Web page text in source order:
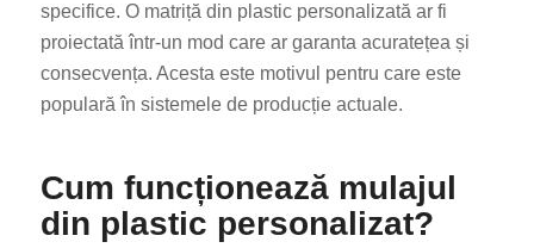
specifice. O matriță din plastic personalizată ar fi
proiectată într-un mod care ar garanta acuratețea și
consecvența. Acesta este motivul pentru care este
populară în sistemele de producție actuale.
Cum funcționează mulajul
din plastic personalizat?